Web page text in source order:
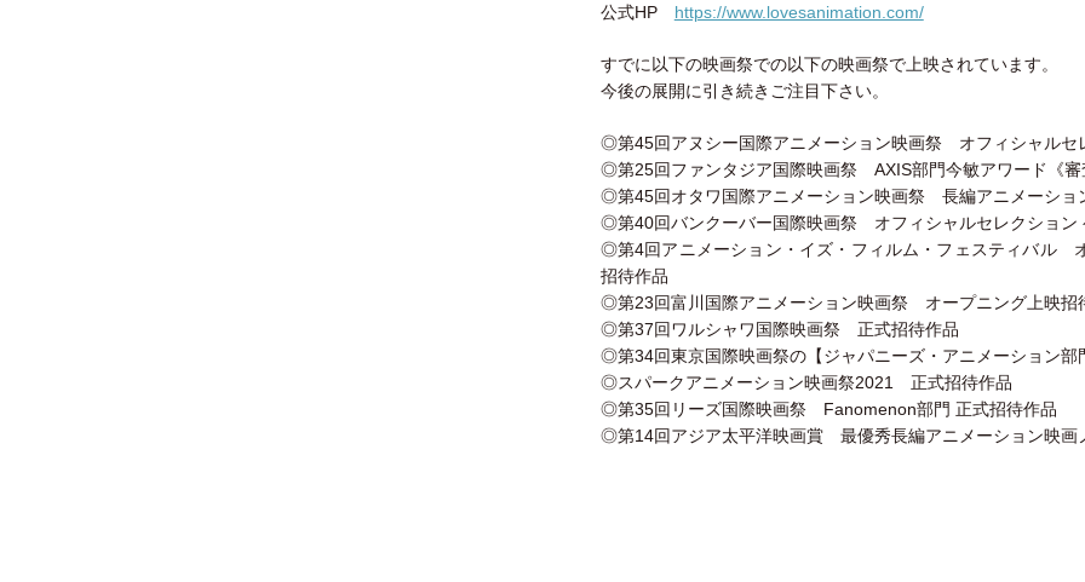
公式HP https://www.lovesanimation.com/
すでに以下の映画祭での以下の映画祭で上映されています。
今後の展開に引き続きご注目下さい。
◎第45回アヌシー国際アニメーション映画祭 オフィシャルセ
◎第25回ファンタジア国際映画祭 AXIS部門今敏アワード《審
◎第45回オタワ国際アニメーション映画祭 長編アニメーショ
◎第40回バンクーバー国際映画祭 オフィシャルセレクション
◎第4回アニメーション・イズ・フィルム・フェスティバル
招待作品
◎第23回富川国際アニメーション映画祭 オープニング上映招
◎第37回ワルシャワ国際映画祭 正式招待作品
◎第34回東京国際映画祭の【ジャパニーズ・アニメーション部
◎スパークアニメーション映画祭2021 正式招待作品
◎第35回リーズ国際映画祭 Fanomenon部門 正式招待作品
◎第14回アジア太平洋映画賞 最優秀長編アニメーション映画